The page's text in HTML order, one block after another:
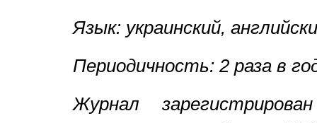
Язык: украинский,
Периодичность: 2 раза в
Журнал